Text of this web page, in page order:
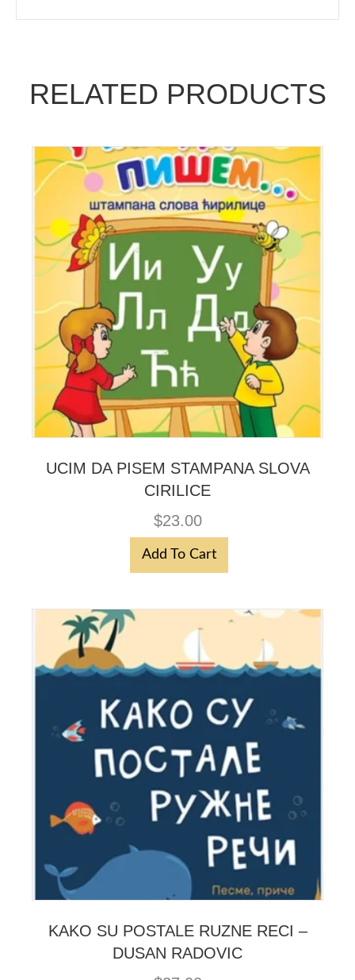
RELATED PRODUCTS
UCIM DA PISEM STAMPANA SLOVA
CIRILICE
$23.00
Add To Cart
KAKO SU POSTALE RUZNE RECI –
DUSAN RADOVIC